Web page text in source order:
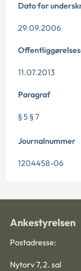
Dato for
29.09.2006
11.07.2013
Paragraf
§ 5 § 7
Journalnummer
1204458-06
Ankestyrelsen
Postadresse:
Nytorv 7, 2. sal